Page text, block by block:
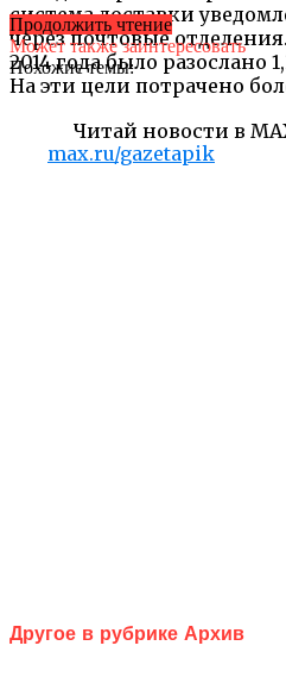
система доставки
через почтовые
2014 года было разослано
На эти цели потрачено
Читай новости в
max.ru/gazetapik
Продолжить чтение
Может также заинтересовать
Похожие темы:
Другое в рубрике Архив